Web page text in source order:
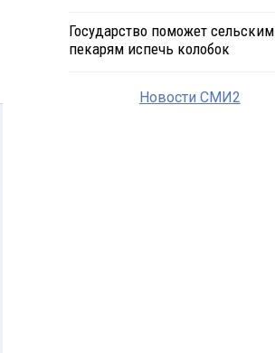
Государство поможет сельским
пекарям испечь колобок
Новости СМИ2